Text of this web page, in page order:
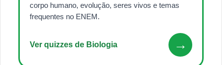
corpo humano, evolução, seres vivos e temas
frequentes no ENEM.
Ver quizzes de Biologia →